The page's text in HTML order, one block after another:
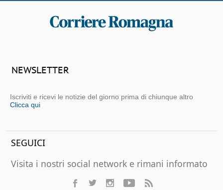
NEWSLETTER
Iscriviti e ricevi le notizie del giorno prima di chiunque altro
Clicca qui
SEGUICI
Visita i nostri social network e rimani informato